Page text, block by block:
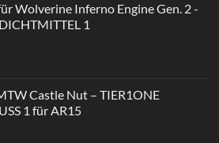
Wolverine Inferno Engine Gen. 2 -
1
Castle Nut – TIER1ONE
1 für AR15